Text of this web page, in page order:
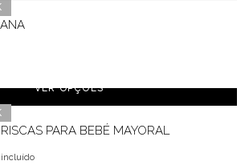
VER OPÇÕES
PARA BEBÉ MAYORAL
incluído